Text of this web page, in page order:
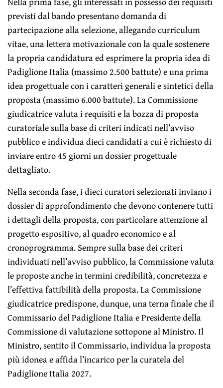
previsti dal bando presentano domanda di
partecipazione alla selezione, allegando curriculum
vitae, una lettera motivazionale con la quale sostenere
la propria candidatura ed esprimere la propria idea di
Padiglione Italia (massimo 2.500 battute) e una prima
idea progettuale con i caratteri generali e sintetici della
proposta (massimo 6.000 battute). La Commissione
giudicatrice valuta i requisiti e la bozza di proposta
curatoriale sulla base di criteri indicati nell’avviso
pubblico e individua dieci candidati a cui è richiesto di
inviare entro 45 giorni un dossier progettuale
dettagliato.
Nella seconda fase, i dieci curatori selezionati inviano i
dossier di approfondimento che devono contenere tutti
i dettagli della proposta, con particolare attenzione al
progetto espositivo, al quadro economico e al
cronoprogramma. Sempre sulla base dei criteri
individuati nell’avviso pubblico, la Commissione valuta
le proposte anche in termini credibilità, concretezza e
l’effettiva fattibilità della proposta. La Commissione
giudicatrice predispone, dunque, una terna finale che il
Commissario del Padiglione Italia e Presidente della
Commissione di valutazione sottopone al Ministro. Il
Ministro, sentito il Commissario, individua la proposta
più idonea e affida l’incarico per la curatela del
Padiglione Italia 2027.